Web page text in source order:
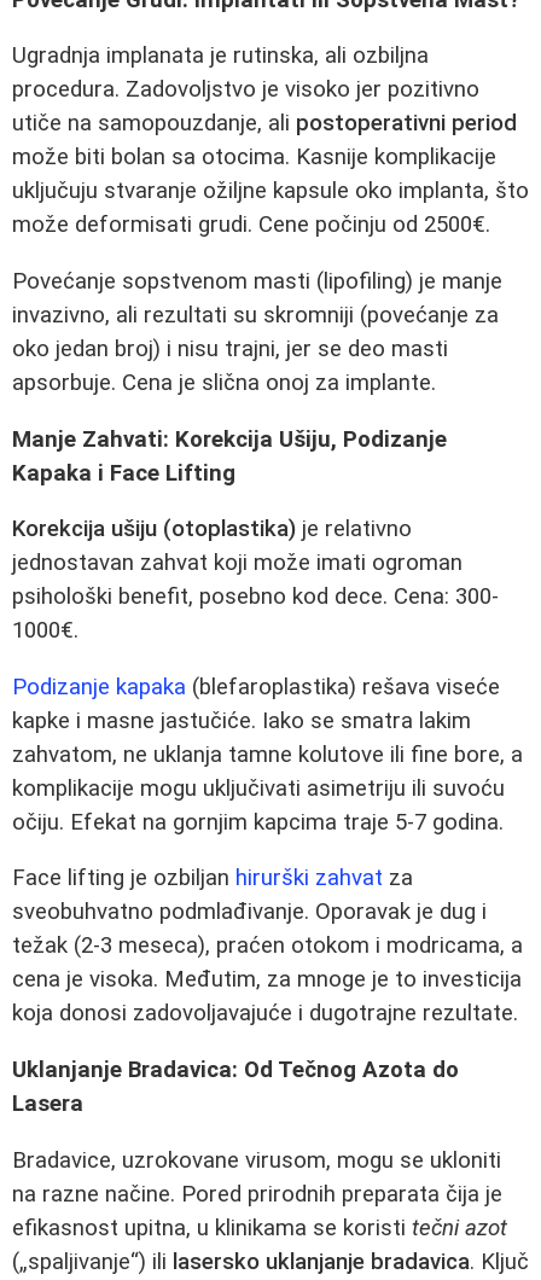
Ugradnja implanata je rutinska, ali ozbiljna
procedura. Zadovoljstvo je visoko jer pozitivno
utiče na samopouzdanje, ali postoperativni period
može biti bolan sa otocima. Kasnije komplikacije
uključuju stvaranje ožiljne kapsule oko implanta, što
može deformisati grudi. Cene počinju od 2500€.
Povećanje sopstvenom masti (lipofiling) je manje
invazivno, ali rezultati su skromniji (povećanje za
oko jedan broj) i nisu trajni, jer se deo masti
apsorbuje. Cena je slična onoj za implante.
Manje Zahvati: Korekcija Ušiju, Podizanje
Kapaka i Face Lifting
Korekcija ušiju (otoplastika) je relativno
jednostavan zahvat koji može imati ogroman
psihološki benefit, posebno kod dece. Cena: 300-
1000€.
Podizanje kapaka (blefaroplastika) rešava viseće
kapke i masne jastučiće. Iako se smatra lakim
zahvatom, ne uklanja tamne kolutove ili fine bore, a
komplikacije mogu uključivati asimetriju ili suvoću
očiju. Efekat na gornjim kapcima traje 5-7 godina.
Face lifting je ozbiljan hirurški zahvat za
sveobuhvatno podmlađivanje. Oporavak je dug i
težak (2-3 meseca), praćen otokom i modricama, a
cena je visoka. Međutim, za mnoge je to investicija
koja donosi zadovoljavajuće i dugotrajne rezultate.
Uklanjanje Bradavica: Od Tečnog Azota do
Lasera
Bradavice, uzrokovane virusom, mogu se ukloniti
na razne načine. Pored prirodnih preparata čija je
efikasnost upitna, u klinikama se koristi tečni azot
(„spaljivanje“) ili lasersko uklanjanje bradavica. Ključ